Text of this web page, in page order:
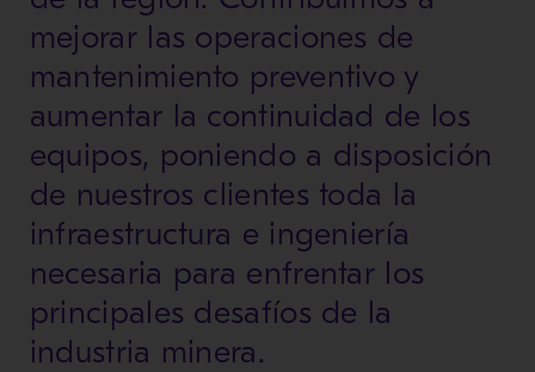
mejorar las operaciones de
mantenimiento preventivo y
aumentar la continuidad de los
equipos, poniendo a disposición
de nuestros clientes toda la
infraestructura e ingeniería
necesaria para enfrentar los
principales desafíos de la
industria minera.